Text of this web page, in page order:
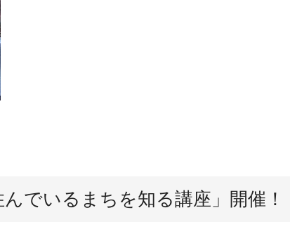
でいるまちを知る講座」開催！